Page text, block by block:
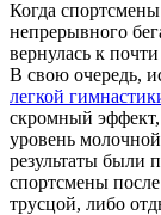
Когда
непрерывного
вернулась к
В свою очередь,
легкой
скромный
уровень
результаты были
спортсмены после
трусцой, либо